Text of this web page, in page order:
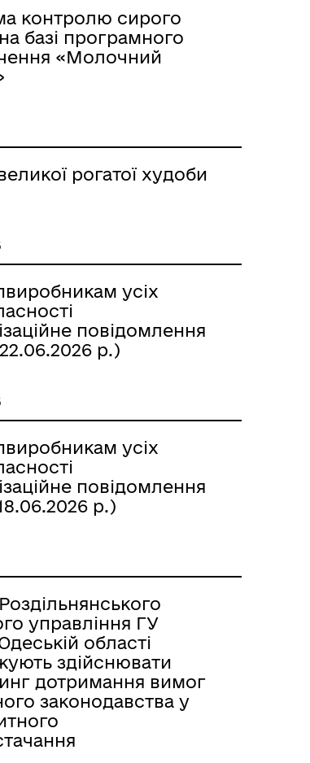
Розклад автобусів Роздільна-
Лиманське
контролю сирого
базі програмного
«Молочний
рогатої худоби
усіх
повідомлення
р.)
усіх
повідомлення
р.)
управління ГУ
області
здійснювати
дотримання вимог
законодавства у